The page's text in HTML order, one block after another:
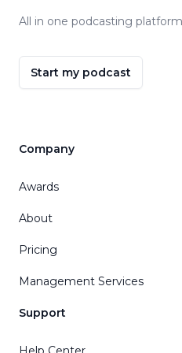
All in one podcasting
Start my podcast
Company
Awards
About
Pricing
Management Services
Support